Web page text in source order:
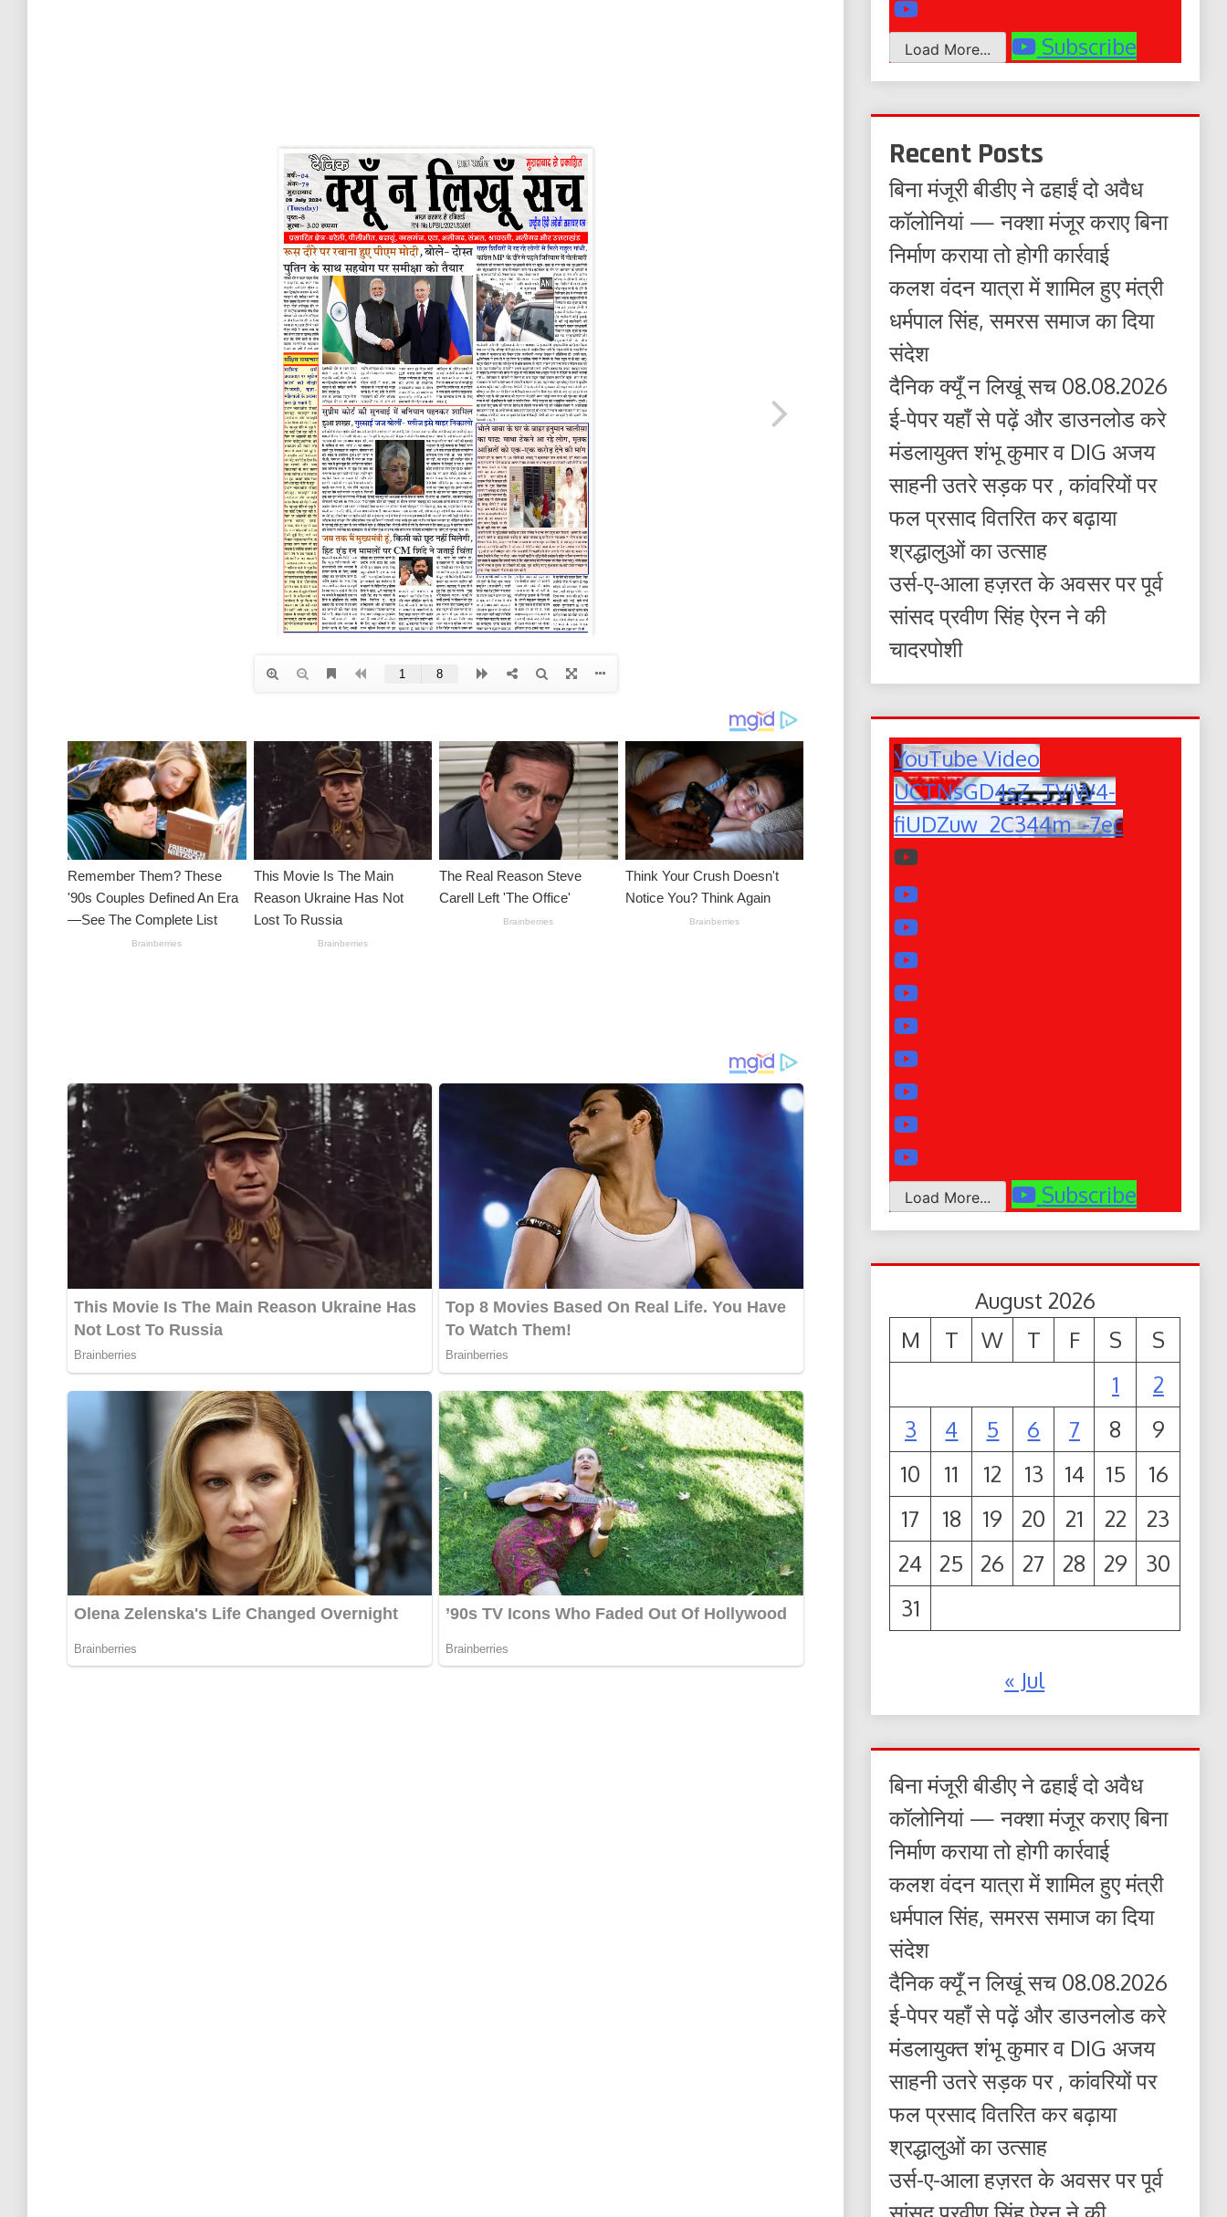
Load More... Subscribe
Recent Posts
बिना मंजूरी बीडीए ने ढहाईं दो अवैध
कॉलोनियां — नक्शा मंजूर कराए बिना
निर्माण कराया तो होगी कार्रवाई
कलश वंदन यात्रा में शामिल हुए मंत्री
धर्मपाल सिंह, समरस समाज का दिया
संदेश
दैनिक क्यूँ न लिखूं सच 08.08.2026
ई-पेपर यहाँ से पढ़ें और डाउनलोड करे
मंडलायुक्त शंभू कुमार व DIG अजय
साहनी उतरे सड़क पर , कांवरियों पर
फल प्रसाद वितरित कर बढ़ाया
श्रद्धालुओं का उत्साह
उर्स-ए-आला हज़रत के अवसर पर पूर्व
सांसद प्रवीण सिंह ऐरन ने की
चादरपोशी
YouTube Video
UCTNsGD4sZ_TVjW4-
fiUDZuw_2C344m_-7ec
Load More... Subscribe
August 2026
M
T W T F S
S
1
2
3
4 5 6 7 8
9
10
11 12 13 14 15
16
17
18 19 20 21 22
23
24
25 26 27 28 29
30
31
« Jul
बिना मंजूरी बीडीए ने ढहाईं दो अवैध
कॉलोनियां — नक्शा मंजूर कराए बिना
निर्माण कराया तो होगी कार्रवाई
कलश वंदन यात्रा में शामिल हुए मंत्री
धर्मपाल सिंह, समरस समाज का दिया
संदेश
दैनिक क्यूँ न लिखूं सच 08.08.2026
ई-पेपर यहाँ से पढ़ें और डाउनलोड करे
मंडलायुक्त शंभू कुमार व DIG अजय
साहनी उतरे सड़क पर , कांवरियों पर
फल प्रसाद वितरित कर बढ़ाया
श्रद्धालुओं का उत्साह
उर्स-ए-आला हज़रत के अवसर पर पूर्व